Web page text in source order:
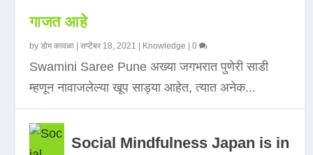
गाजत आहे
byडोम कावळा |सप्टेंबर 18, 2021 Knowledge |0
Swamini Saree Pune अख्या जगभरात पुणेरी साडी
म्हणून नावाजलेल्या खूप साड्या आहेत, त्यात अनेक...
Social Mindfulness Japan is in